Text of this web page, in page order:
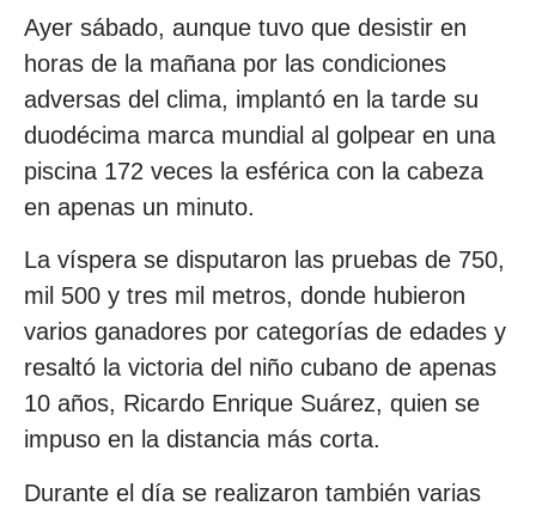
Ayer sábado, aunque tuvo que desistir en
horas de la mañana por las condiciones
adversas del clima, implantó en la tarde su
duodécima marca mundial al golpear en una
piscina 172 veces la esférica con la cabeza
en apenas un minuto.
La víspera se disputaron las pruebas de 750,
mil 500 y tres mil metros, donde hubieron
varios ganadores por categorías de edades y
resaltó la victoria del niño cubano de apenas
10 años, Ricardo Enrique Suárez, quien se
impuso en la distancia más corta.
Durante el día se realizaron también varias